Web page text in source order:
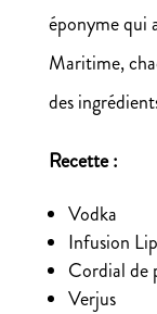
éponyme qui
Maritime,
des
Recette :
Vodka
Infusion
Cordial de
Verjus